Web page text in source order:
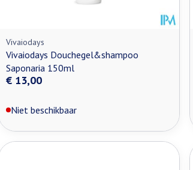
Vivaiodays
Vivaiodays Douchegel&shampoo
Saponaria 150ml
€ 13,00
Niet beschikbaar